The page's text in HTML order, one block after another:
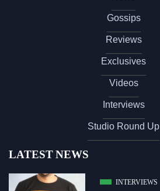
Gossips
Reviews
Exclusives
Videos
Interviews
Studio Round Up
LATEST NEWS
INTERVIEWS